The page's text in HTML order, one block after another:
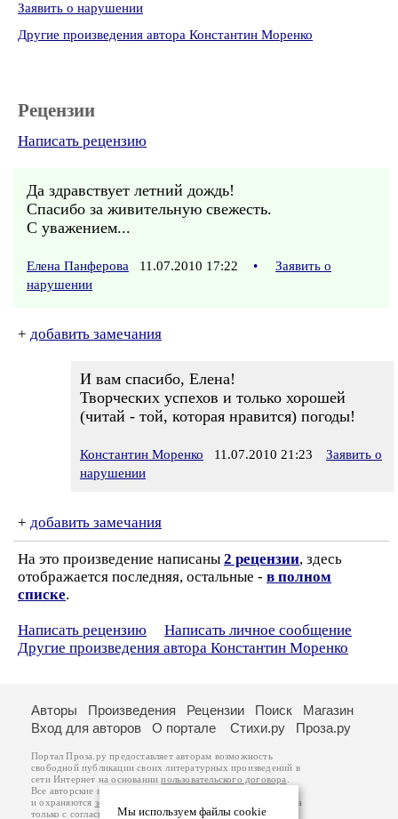
Заявить о нарушении
Другие произведения автора Константин Моренко
Рецензии
Написать рецензию
Да здравствует летний дождь!
Спасибо за живительную свежесть.
С уважением...
Елена Панферова 11.07.2010 17:22 •
Заявить о
нарушении
+ добавить замечания
И вам спасибо, Елена!
Творческих успехов и только хорошей
(читай - той, которая нравится) погоды!
Константин Моренко 11.07.2010 21:23
Заявить о
нарушении
+ добавить замечания
На это произведение написаны 2 рецензии, здесь
отображается последняя, остальные - в полном
списке.
Написать рецензию
Написать личное сообщение
Другие произведения автора Константин Моренко
Мы используем файлы cookie
Авторы Произведения Рецензии Поиск
Магазин
Вход для авторов
О портале Стихи.ру Проза.ру
Портал Проза.ру предоставляет авторам возможность
свободной публикации своих литературных произведений в
сети Интернет на основаниипользовательского договора
Все авторские права на произведения принадлежат авторам
и охраняются законом
. Перепечатка произведений возможна
только с согласия его автора, к которому вы можете